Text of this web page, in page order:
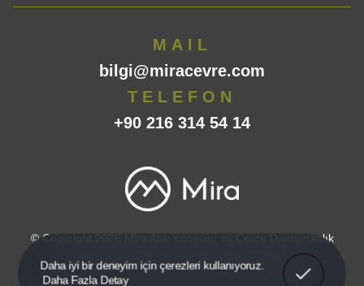
Daha iyi bir deneyim için çerezleri kullanıyoruz.
Daha Fazla Detay
Anladım!
MAIL
bilgi@miracevre.com
TELEFON
+90 216 314 54 14
© Copyright 2026 Mira Atık Yönetimi ve Çevre Danışmanlık
Gizlilik ve Çerez Politikası
KVKK ve Aydınlatma Metni